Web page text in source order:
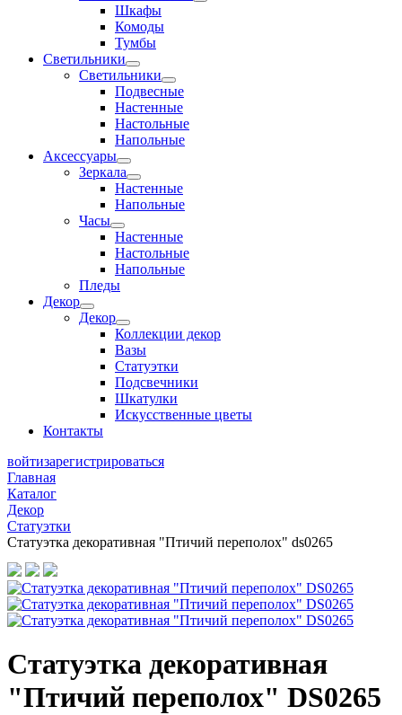
Шкафы
Комоды
Тумбы
Светильники
Светильники
Подвесные
Настенные
Настольные
Напольные
Аксессуары
Зеркала
Настенные
Напольные
Часы
Настенные
Настольные
Напольные
Пледы
Декор
Декор
Коллекции декор
Вазы
Статуэтки
Подсвечники
Шкатулки
Искусственные цветы
Контакты
войтизарегистрироваться
Главная
Каталог
Декор
Статуэтки
Статуэтка декоративная "Птичий переполох" ds0265
Статуэтка декоративная
"Птичий переполох" DS0265